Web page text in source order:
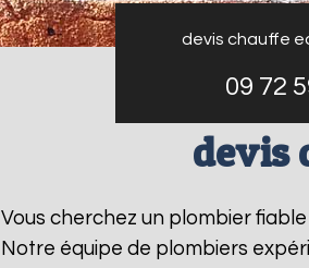
devis chauffe
09 72
devis
Vous cherchez un plombier
Notre équipe de plombiers